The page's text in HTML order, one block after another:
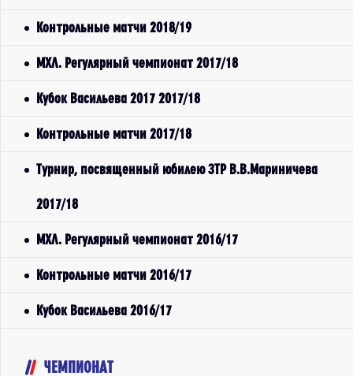
Контрольные матчи 2018/19
МХЛ. Регулярный чемпионат 2017/18
Кубок Васильева 2017 2017/18
Контрольные матчи 2017/18
Турнир, посвященный юбилею ЗТР В.В.Мариничева
2017/18
МХЛ. Регулярный чемпионат 2016/17
Контрольные матчи 2016/17
Кубок Васильева 2016/17
ЧЕМПИОНАТ